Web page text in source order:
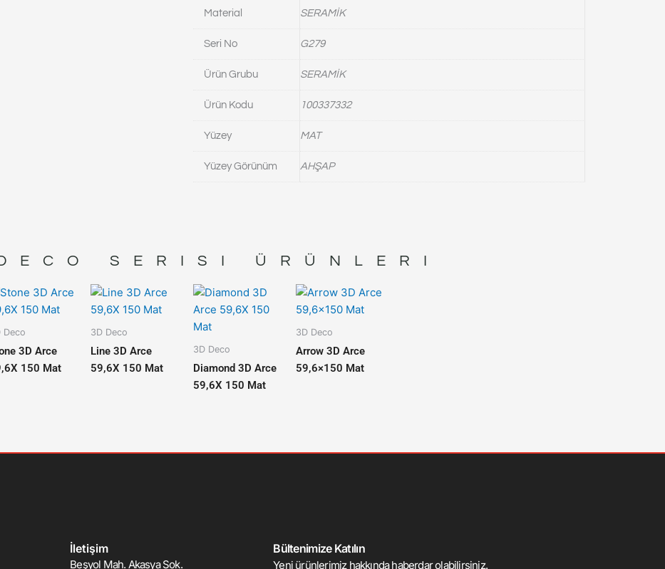
Material SERAMİK
Seri No G279
Ürün Grubu SERAMİK
Ürün Kodu 100337332
Yüzey MAT
Yüzey Görünüm AHŞAP
SERISI ÜRÜNLERI
Deco
3D Arce
150 Mat
3D Deco
Line 3D Arce
59,6X 150 Mat
3D Deco
Diamond 3D Arce
59,6X 150 Mat
3D Deco
Arrow 3D Arce
59,6×150 Mat
İletişim
Beşyol Mah. Akasya Sok.
Bültenimize Katılın
Yeni ürünlerimiz hakkında haberdar olabilirsiniz.